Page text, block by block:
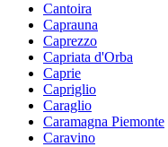
Cantoira
Caprauna
Caprezzo
Capriata d'Orba
Caprie
Capriglio
Caraglio
Caramagna Piemonte
Caravino